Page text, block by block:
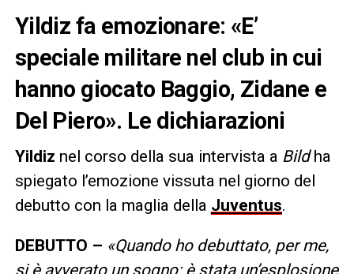
Yildiz fa emozionare: «E’
speciale militare nel club in cui
hanno giocato Baggio, Zidane e
Del Piero». Le dichiarazioni
Yildiz nel corso della sua intervista a Bildha
spiegato l’emozione vissuta nel giorno del
debutto con la maglia della Juventus.
DEBUTTO – «Quando ho debuttato, per me,
si è avverato un sogno: è stata un’esplosione